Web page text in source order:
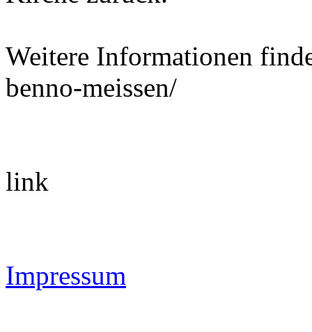
Weitere Informationen
benno-meissen/
link
Impressum